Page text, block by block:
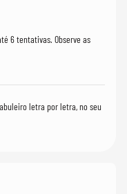
6 tentativas. Observe as
letra por letra, no seu